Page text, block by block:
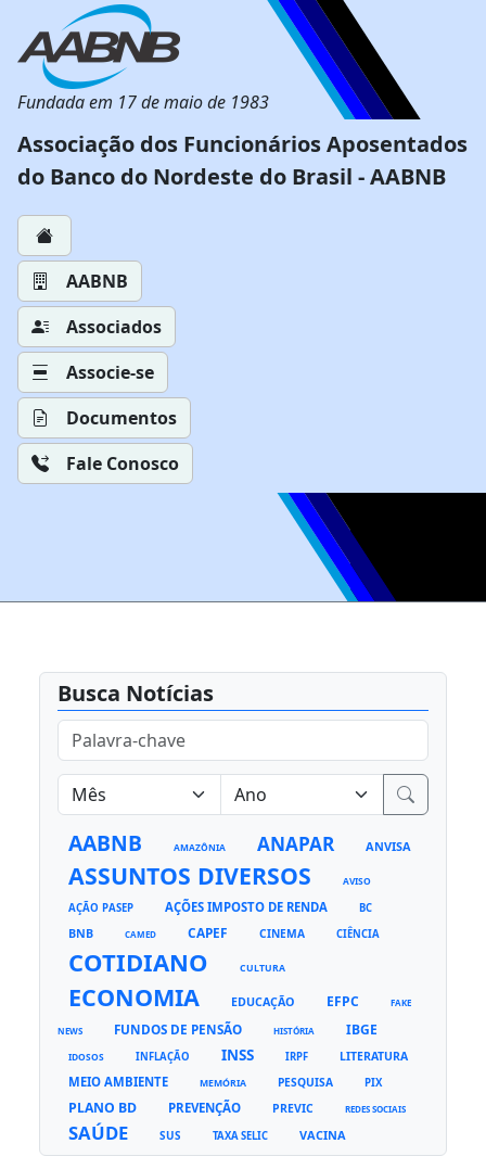
Fundada em 17 de maio de 1983
Associação dos Funcionários Aposentados
do Banco do Nordeste do Brasil - AABNB
AABNB
Associados
Associe-se
Documentos
Fale Conosco
Busca Notícias
AABNB AMAZÔNIA ANAPAR ANVISA
ASSUNTOS DIVERSOS AVISO
AÇÃO PASEP AÇÕES IMPOSTO DE RENDA BC
BNB CAMED CAPEF CINEMA CIÊNCIA
COTIDIANO CULTURA
ECONOMIA EDUCAÇÃO EFPC FAKE
NEWS FUNDOS DE PENSÃO HISTÓRIA IBGE
IDOSOS INFLAÇÃO INSS IRPF LITERATURA
MEIO AMBIENTE MEMÓRIA PESQUISA PIX
PLANO BD PREVENÇÃO PREVIC REDES SOCIAIS
SAÚDE SUS TAXA SELIC VACINA